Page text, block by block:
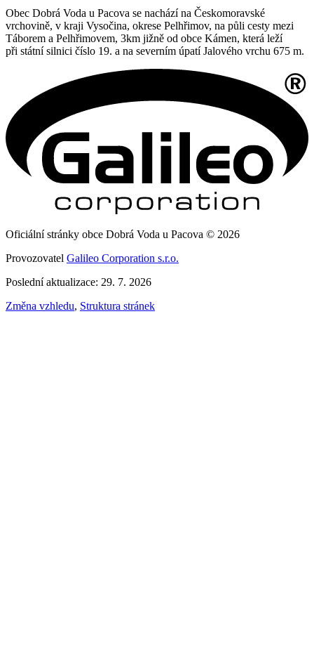
Obec Dobrá Voda u Pacova se nachází na Českomoravské
vrchovině, v kraji Vysočina, okrese Pelhřimov, na půli cesty mezi
Táborem a Pelhřimovem, 3km jižně od obce Kámen, která leží
při státní silnici číslo 19. a na severním úpatí Jalového vrchu 675 m.
Oficiální stránky obce Dobrá Voda u Pacova © 2026
Provozovatel Galileo Corporation s.r.o.
Poslední aktualizace: 29. 7. 2026
Změna vzhledu, Struktura stránek